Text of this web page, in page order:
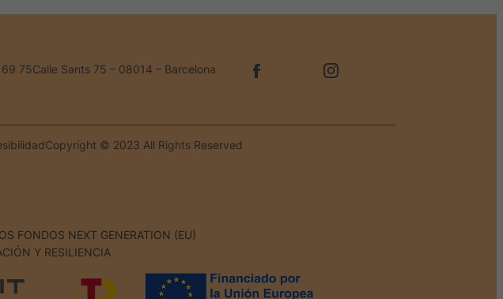
75Calle Sants 75 – 08014 – Barcelona
Copyright © 2023 All Rights Reserved
FONDOS NEXT GENERATION (EU)
Y RESILIENCIA